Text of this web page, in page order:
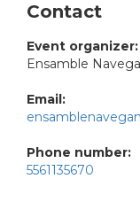
Contact
Event organizer:
Ensamble
Email:
Phone number:
5561135670